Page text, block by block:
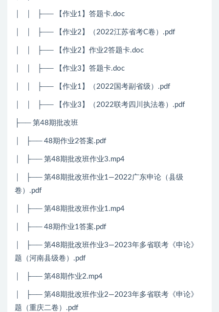
│ │ ├── 【作业1】答题卡.doc
│ │ ├── 【作业2】（2022江苏省考C卷）.pdf
│ │ ├── 【作业2】作业2答题卡.doc
│ │ ├── 【作业3】答题卡.doc
│ │ ├── 【作业1】（2022国考副省级）.pdf
│ │ ├── 【作业3】（2022联考四川执法卷）.pdf
├── 第48期批改班
│ ├── 48期作业2答案.pdf
│ ├── 第48期批改班作业3.mp4
│ ├── 第48期批改班作业1—2022广东申论（县级
卷）.pdf
│ ├── 第48期批改班作业1.mp4
│ ├── 48期作业1答案.pdf
│ ├── 第48期批改班作业3—2023年多省联考《申论》
题（河南县级卷）.pdf
│ ├── 第48期作业2.mp4
│ ├── 第48期批改班作业2—2023年多省联考《申论》
题（重庆二卷）.pdf